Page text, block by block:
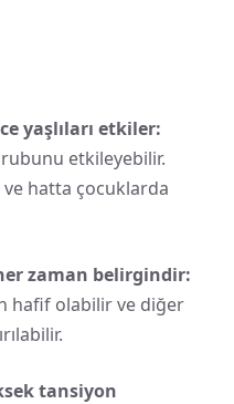
yaşlıları etkiler:
etkileyebilir.
hatta çocuklarda
zaman belirgindir:
hafif olabilir ve diğer
tansiyon